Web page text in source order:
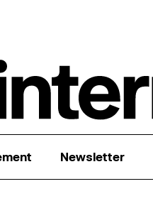
Newsletter